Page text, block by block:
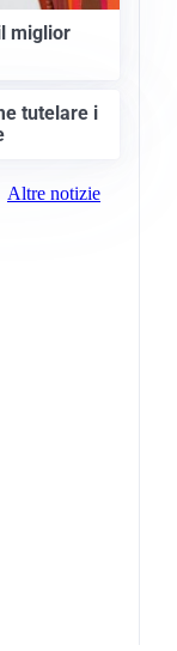
miglior
tutelare i
Altre notizie